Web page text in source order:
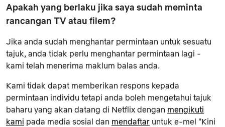
Apakah yang berlaku jika saya sudah meminta
rancangan TV atau filem?
Jika anda sudah menghantar permintaan untuk sesuatu
tajuk, anda tidak perlu menghantar permintaan lagi -
kami telah menerima maklum balas anda.
Kami tidak dapat memberikan respons kepada
permintaan individu tetapi anda boleh mengetahui tajuk
baharu yang akan datang di Netflix dengan mengikuti
kami pada media sosial dan mendaftar untuk e-mel "Kini